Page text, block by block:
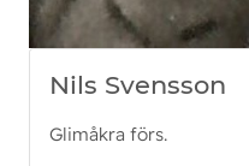
Nils Svensson
Glimåkra förs.